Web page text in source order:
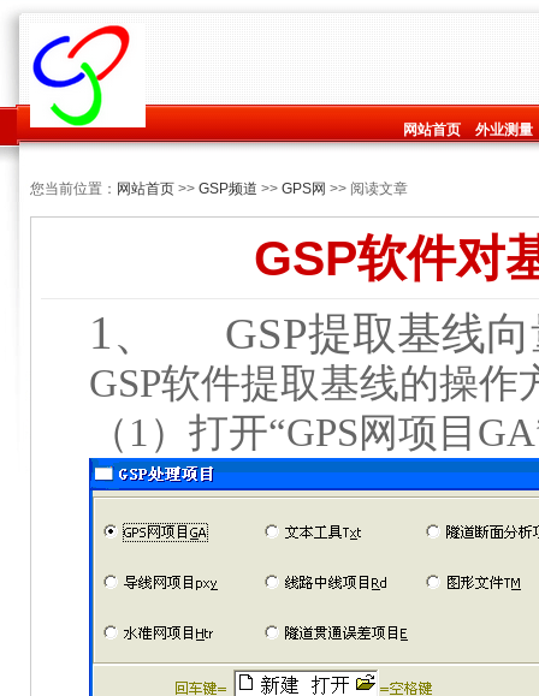
网站首页 外业测量
您当前位置： 网站首页 >> GSP频道 >> GPS网 >> 阅读文章
GSP软件对
1、 GSP提取基线
GSP软件提取基线的操作
（ 1 ）打开“GPS网项目 GA